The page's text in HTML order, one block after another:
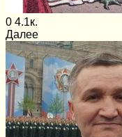
0 4.1к.
Далее